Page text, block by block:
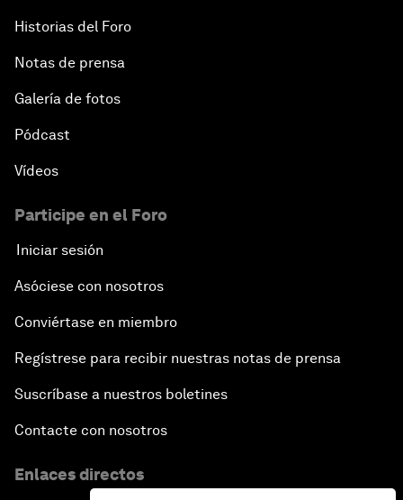
Historias del Foro
Notas de prensa
Galería de fotos
Pódcast
Vídeos
Participe en el Foro
Iniciar sesión
Asóciese con nosotros
Conviértase en miembro
Regístrese para recibir nuestras notas de prensa
Suscríbase a nuestros boletines
Contacte con nosotros
Enlaces directos